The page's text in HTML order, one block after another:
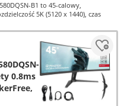
B1 to 45-calowy,
5K (5120 x 1440), czas
0.8ms